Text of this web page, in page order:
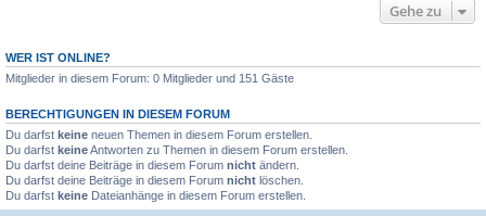
Gehe zu
WER IST ONLINE?
Mitglieder in diesem Forum: 0 Mitglieder und 151 Gäste
BERECHTIGUNGEN IN DIESEM FORUM
Du darfst keine neuen Themen in diesem Forum erstellen.
Du darfst keineAntworten zu Themen in diesem Forum erstellen.
Du darfst deine Beiträge in diesem Forum nicht ändern.
Du darfst deine Beiträge in diesem Forum nicht löschen.
Du darfst keine Dateianhänge in diesem Forum erstellen.